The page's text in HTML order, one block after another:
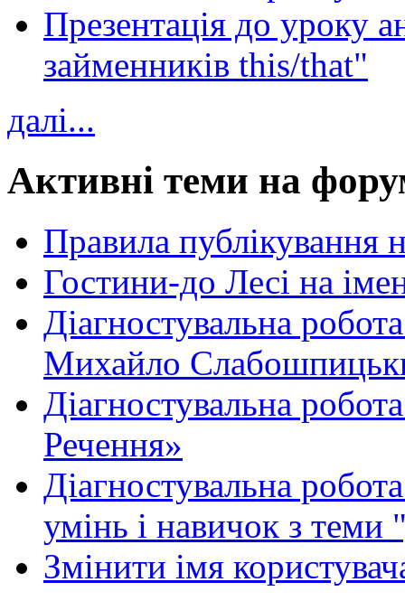
Презентація до уроку
займенників this/that"
далі...
Активні теми на
Правила публікування
Гостини-до Лесі на
Діагностувальна
Михайло
Діагностувальна
Речення»
Діагностувальна
умінь і навичок з теми
Змінити імя